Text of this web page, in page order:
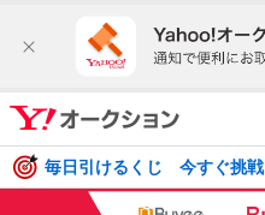
毎日引けるくじ 今すぐ挑戦